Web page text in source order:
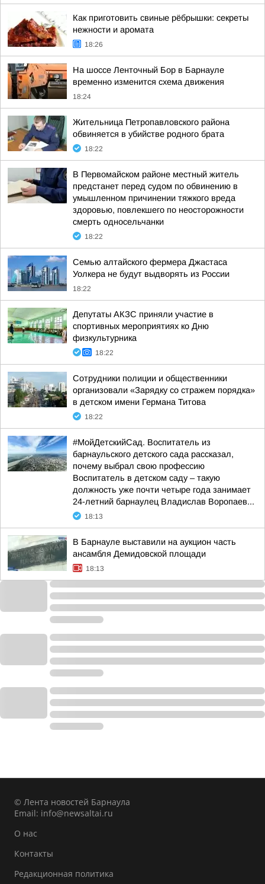
Как приготовить свиные рёбрышки: секреты
нежности и аромата
18:26
На шоссе Ленточный Бор в Барнауле
временно изменится схема движения
18:24
Жительница Петропавловского района
обвиняется в убийстве родного брата
18:22
В Первомайском районе местный житель
предстанет перед судом по обвинению в
умышленном причинении тяжкого вреда
здоровью, повлекшего по неосторожности
смерть односельчанки
18:22
Семью алтайского фермера Джастаса
Уолкера не будут выдворять из России
18:22
Депутаты АКЗС приняли участие в
спортивных мероприятиях ко Дню
физкультурника
18:22
Сотрудники полиции и общественники
организовали «Зарядку со стражем порядка»
в детском имени Германа Титова
18:22
#МойДетскийСад. Воспитатель из
барнаульского детского сада рассказал,
почему выбрал свою профессию
Воспитатель в детском саду – такую
должность уже почти четыре года занимает
24-летний барнаулец Владислав Воропаев...
18:13
В Барнауле выставили на аукцион часть
ансамбля Демидовской площади
18:13
© Лента новостей Барнаула
Email: info@newsaltai.ru
О нас
Контакты
Редакционная политика